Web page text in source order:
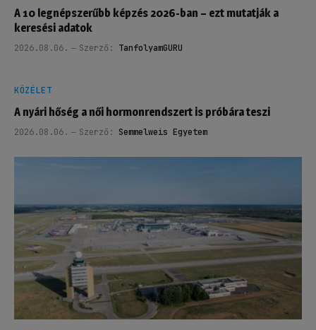
A 10 legnépszerűbb képzés 2026-ban – ezt mutatják a
keresési adatok
2026.08.06. Szerző: TanfolyamGURU
KÖZÉLET
A nyári hőség a női hormonrendszert is próbára teszi
2026.08.06. Szerző: Semmelweis Egyetem